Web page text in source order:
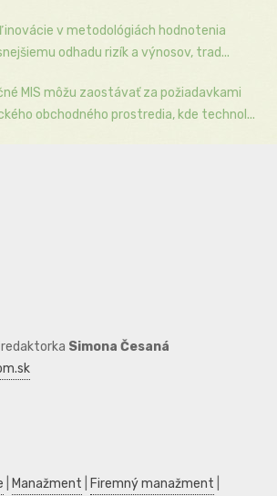
inovácie v metodológiách hodnotenia
odhadu rizík a výnosov, trad...
MIS môžu zaostávať za požiadavkami
obchodného prostredia, kde technol...
Simona Česaná
Manažment Firemný manažment